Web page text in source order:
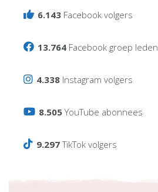
6.143 Facebook volgers
13.764 Facebook groep leden
4.338 Instagram volgers
8.505YouTube abonnees
9.297TikTok volgers